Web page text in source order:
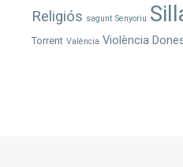
Religiós sagunt Senyoriu
Torrent València Violència